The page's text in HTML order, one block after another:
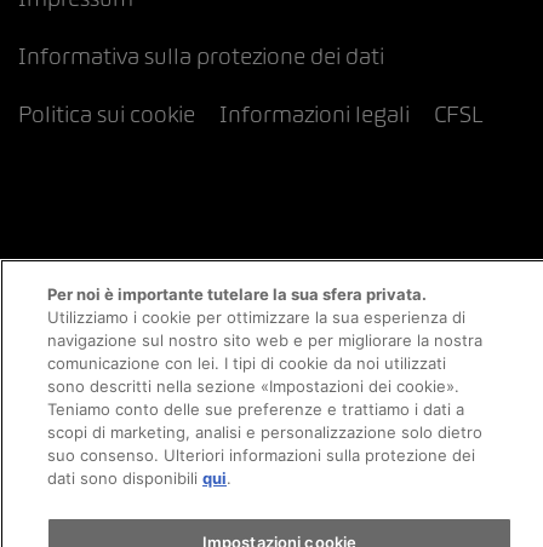
Informativa sulla protezione dei dati
Politica sui cookie Informazioni legali CFSL
Per noi è importante tutelare la sua sfera privata.
Utilizziamo i cookie per ottimizzare la sua esperienza di
navigazione sul nostro sito web e per migliorare la nostra
comunicazione con lei. I tipi di cookie da noi utilizzati
sono descritti nella sezione «Impostazioni dei cookie».
Teniamo conto delle sue preferenze e trattiamo i dati a
scopi di marketing, analisi e personalizzazione solo dietro
suo consenso. Ulteriori informazioni sulla protezione dei
dati sono disponibiliqui.
Impostazioni cookie